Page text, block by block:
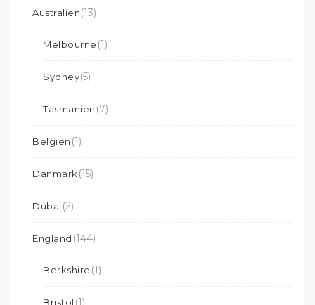
Australien(13)
Melbourne (1)
Sydney(5)
Tasmanien (7)
Belgien (1)
Danmark(15)
Dubai(2)
England (144)
Berkshire (1)
Bristol (1)